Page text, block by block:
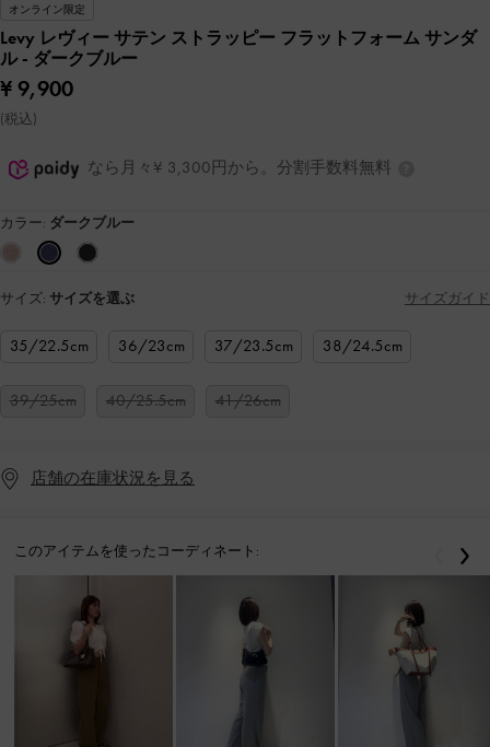
オンライン限定
Levy レヴィー サテン ストラッピー フラットフォーム サンダ
ル- ダークブルー
¥ 9,900
(税込)
なら月々¥ 3,300円から。分割手数料無料
カラー: ダークブルー
サイズ: サイズを選ぶ サイズガイド
35/22.5cm 36/23cm 37/23.5cm 38/24.5cm
39/25cm 40/25.5cm 41/26cm
店舗の在庫状況を見る
このアイテムを使ったコーディネート: 戻る